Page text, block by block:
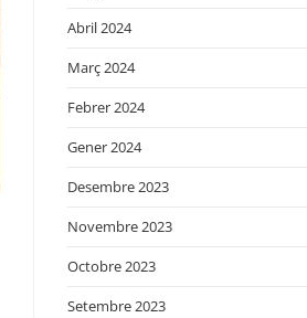
Abril 2024
Març 2024
Febrer 2024
Gener 2024
Desembre 2023
Novembre 2023
Octobre 2023
Setembre 2023